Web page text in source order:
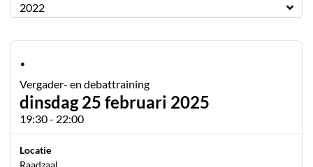
2022
·
Vergader- en debattraining
dinsdag 25 februari 2025
19:30 - 22:00
Locatie
Raadzaal